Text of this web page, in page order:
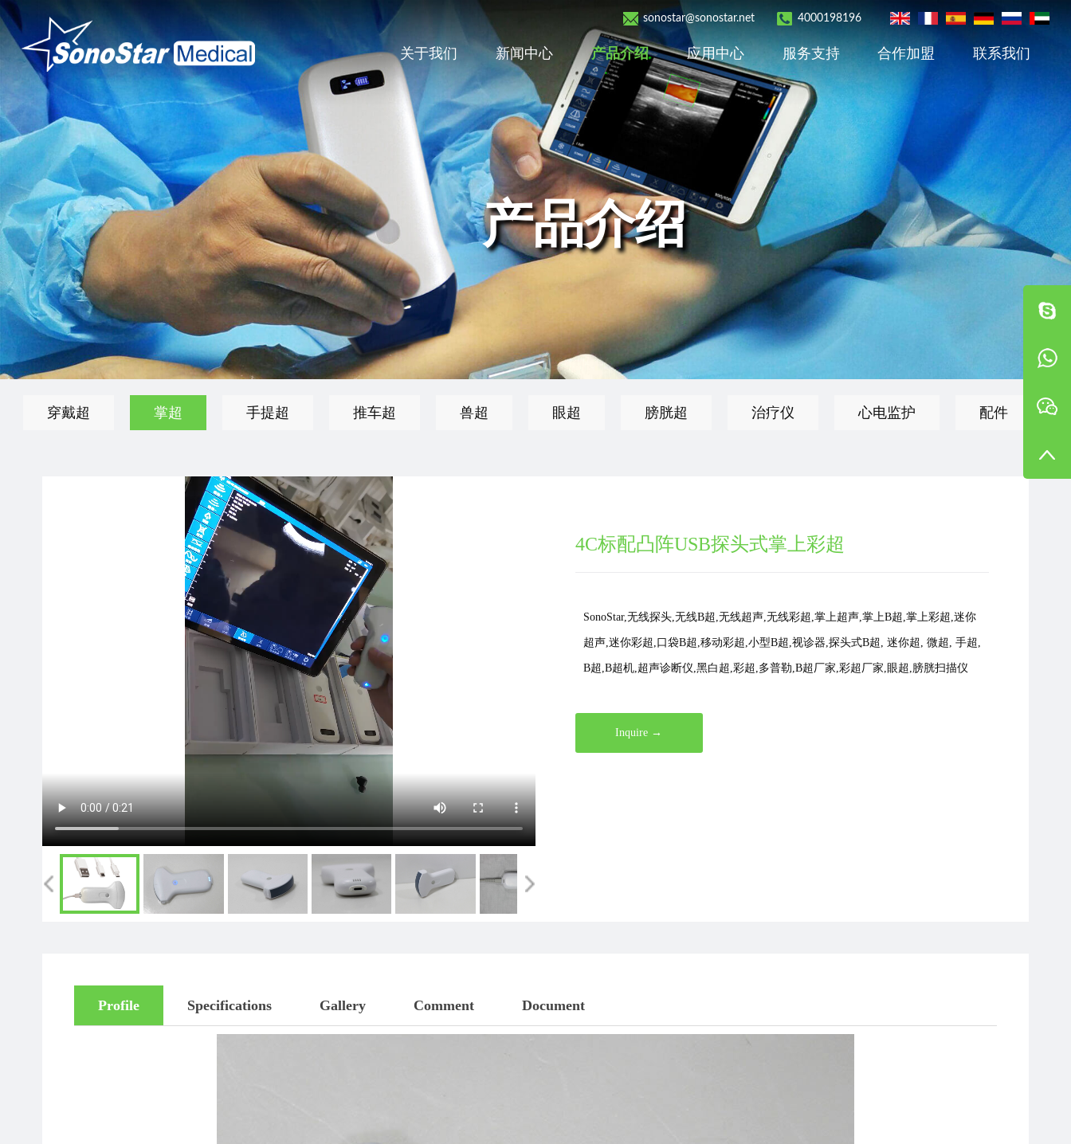
4000198196
sonostar@sonostar.net
关于我们 新闻中心 产品介绍 应用中心 服务支持 合作加盟 联系我们
产品介绍
穿戴超 掌超 手提超 推车超 兽超 眼超 膀胱超 治疗仪 心电监护 配件
4C标配凸阵USB探头式掌上彩超
SonoStar,无线探头,无线B超,无线超声,无线彩超,掌上超声,掌上B超,掌上彩超,迷你
超声,迷你彩超,口袋B超,移动彩超,小型B超,视诊器,探头式B超, 迷你超, 微超, 手超,
B超,B超机,超声诊断仪,黑白超,彩超,多普勒,B超厂家,彩超厂家,眼超,膀胱扫描仪
Inquire →
Profile Specifications Gallery Comment Document